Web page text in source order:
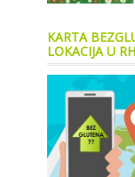
KARTA
LOKACIJA U RH